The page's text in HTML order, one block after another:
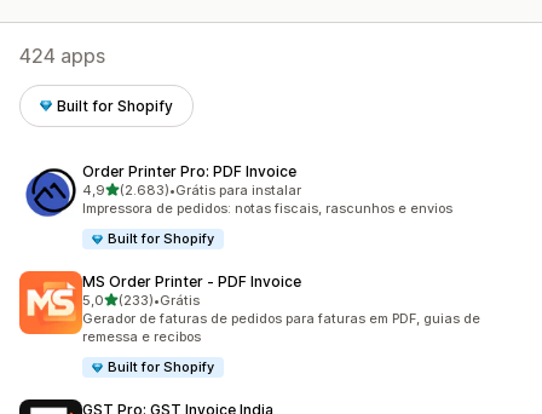
424 apps
Built for Shopify
Order Printer Pro: PDF Invoice
4,9de 5 estrelas
(2.683)
2683 avaliações ao todo
•Grátis para instalar
Impressora de pedidos: notas fiscais, rascunhos e envios
Built for Shopify
MS Order Printer ‑ PDF Invoice
5,0de 5 estrelas
(233)
233 avaliações ao todo
•Grátis
Gerador de faturas de pedidos para faturas em PDF, guias de
remessa e recibos
Built for Shopify
GST Pro: GST Invoice India